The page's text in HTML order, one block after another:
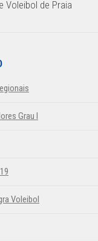
Voleibol de Praia
Grau I
Voleibol